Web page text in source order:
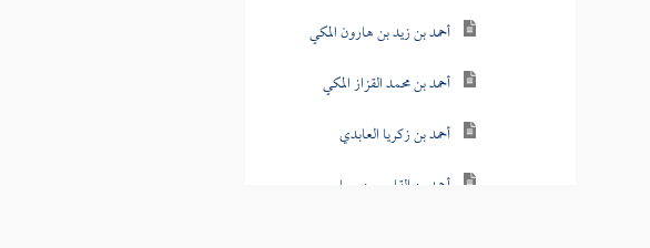
أحمد بن زيد بن هارون المكي
أحمد بن محمد القزاز المكي
أحمد بن زكريا العابدي
أحمد بن القاسم بن مساور